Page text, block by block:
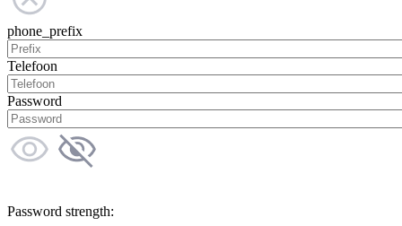
phone_prefix
Telefoon
Password
Password strength: